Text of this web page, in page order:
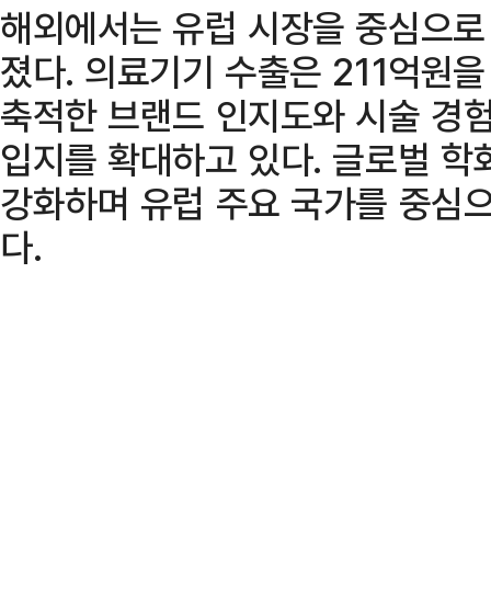
해외에서는 유럽 시장을 중심으
졌다. 의료기기 수출은 211억원
축적한 브랜드 인지도와 시술 경
입지를 확대하고 있다. 글로벌
강화하며 유럽 주요 국가를 중심
다.